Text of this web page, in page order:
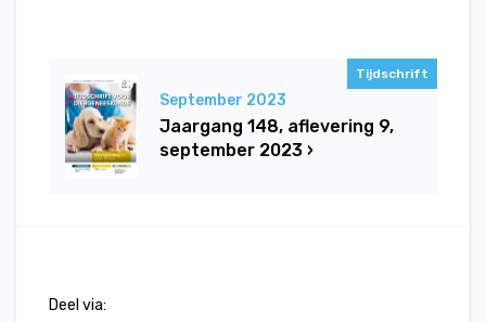
Tijdschrift
September 2023
Jaargang 148, aflevering 9,
september 2023 ›
Deel via: